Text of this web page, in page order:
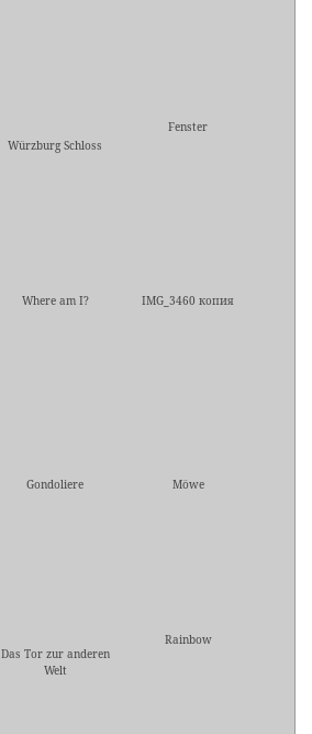
Würzburg Schloss
Fenster
Where am I? IMG_3460 копия
Gondoliere Möwe
Das Tor zur anderen
Welt
Rainbow